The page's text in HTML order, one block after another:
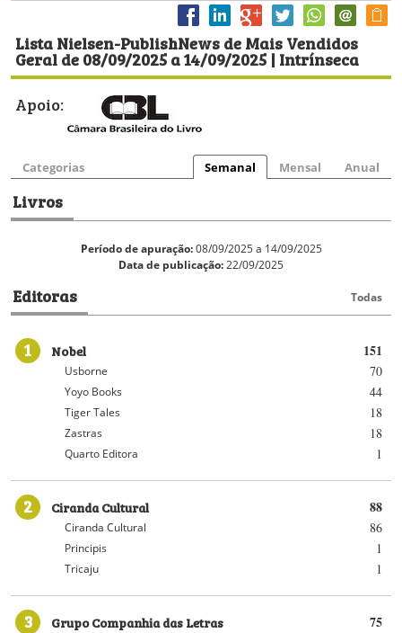
Lista Nielsen-PublishNews de Mais Vendidos
Geral de 08/09/2025 a 14/09/2025 | Intrínseca
Apoio:
Categorias Semanal Mensal Anual
Livros
Período de apuração:08/09/2025 a 14/09/2025
Data de publicação:22/09/2025
Editoras Todas
1 151
Nobel
70
Usborne
44
Yoyo Books
18
Tiger Tales
18
Zastras
1
Quarto Editora
2 88
Ciranda Cultural
86
Ciranda Cultural
1
Principis
1
Tricaju
3 75
Grupo Companhia das Letras